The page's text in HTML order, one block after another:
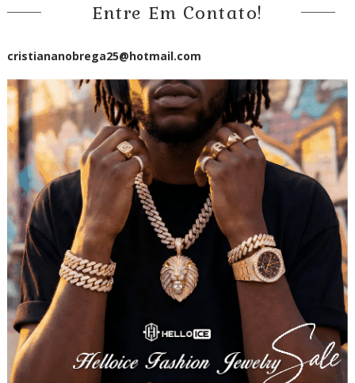
Entre Em Contato!
cristiananobrega25@hotmail.com